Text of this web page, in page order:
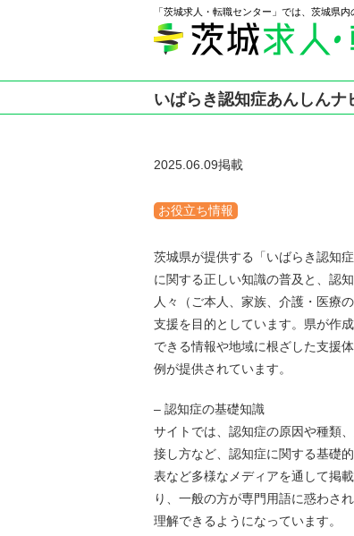
「茨城求人・転職センター」では、茨城県
いばらき認知症あんしんナ
2025.06.09掲載
お役立ち情報
茨城県が提供する「いばらき認知
に関する正しい知識の普及と、認
人々（ご本人、家族、介護・医療
支援を目的としています。県が作
できる情報や地域に根ざした支援
例が提供されています。
– 認知症の基礎知識
サイトでは、認知症の原因や種類
接し方など、認知症に関する基礎
表など多様なメディアを通して掲
り、一般の方が専門用語に惑わさ
理解できるようになっています。